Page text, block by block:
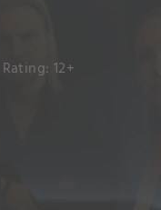
Rating: 12+